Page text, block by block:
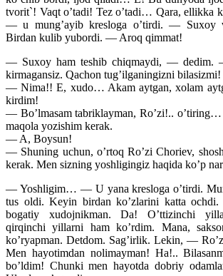
tvorit`! Vaqt o’tadi! Tez o’tadi… Qara, ellikka
— u mung’ayib kresloga o’tirdi. — Suxoy
Birdan kulib yubordi. — Aroq qimmat!
— Suxoy ham teshib chiqmaydi, — dedim.
kirmagansiz. Qachon tug’ilganingizni bilasizmi!
— Nima!! E, xudo… Akam aytgan, xolam
kirdim!
— Bo’lmasam tabriklayman, Ro’zi!..
maqola yozishim kerak.
— A, Boysun!
— Shuning uchun, o’rtoq Ro’zi Choriev,
kerak. Men sizning yoshligingiz haqida ko’p
— Yoshligim… — U yana kresloga o’tirdi.
tus oldi. Keyin birdan ko’zlarini katta
bogatiy xudojnikman. Da! O’ttizinchi
qirqinchi yillarni ham ko’rdim. Mana,
ko’ryapman. Detdom. Sag’irlik. Lekin, —
Men hayotimdan nolimayman! Ha!..
bo’ldim! Chunki men hayotda dobriy